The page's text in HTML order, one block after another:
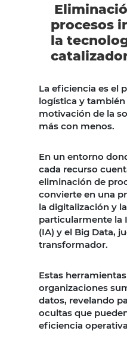
procesos
la
La eficiencia es el
logística y
motivación de la
más con menos.
En un entorno
cada recurso
eliminación de
convierte en una
la digitalización y
particularmente la
(IA) y el Big Data,
transformador.
Estas
organizaciones
datos, revelando
ocultas que
eficiencia